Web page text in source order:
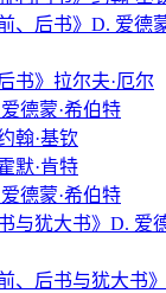
、后书》D. 爱德
书》拉尔夫·厄尔
德蒙·希伯特
翰·基钦
默·肯特
德蒙·希伯特
与犹大书》D. 爱
、后书与犹大书》